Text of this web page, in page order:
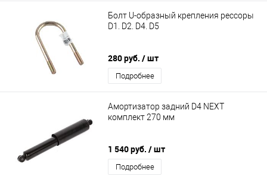
Болт U-образный крепления рессоры
D1. D2. D4. D5
280 руб. / шт
Подробнее
Амортизатор задний D4 NEXT
комплект 270 мм
1 540 руб. / шт
Подробнее